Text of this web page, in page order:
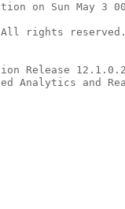
on Sun May 3
All rights
Release
Analytics and